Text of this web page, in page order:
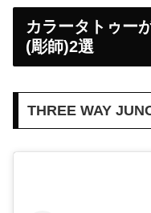
カラータトゥー
(彫師)2選
THREE WAY